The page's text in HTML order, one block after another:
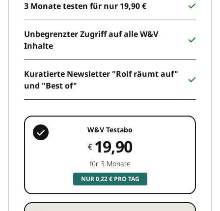
3 Monate testen für nur 19,90 €
Unbegrenzter Zugriff auf alle W&V
Inhalte
Kuratierte Newsletter "Rolf räumt auf"
und "Best of"
W&V Testabo
€ 19,90
für 3 Monate
NUR 0,22 € PRO TAG